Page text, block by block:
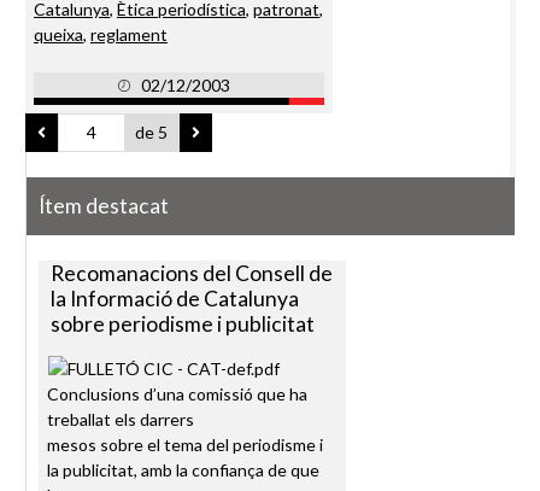
Catalunya, Ètica periodística, patronat,
queixa, reglament
02/12/2003
de 5
Ítem destacat
Recomanacions del Consell de
la Informació de Catalunya
sobre periodisme i publicitat
Conclusions d’una comissió que ha
treballat els darrers
mesos sobre el tema del periodisme i
la publicitat, amb la confiança de que